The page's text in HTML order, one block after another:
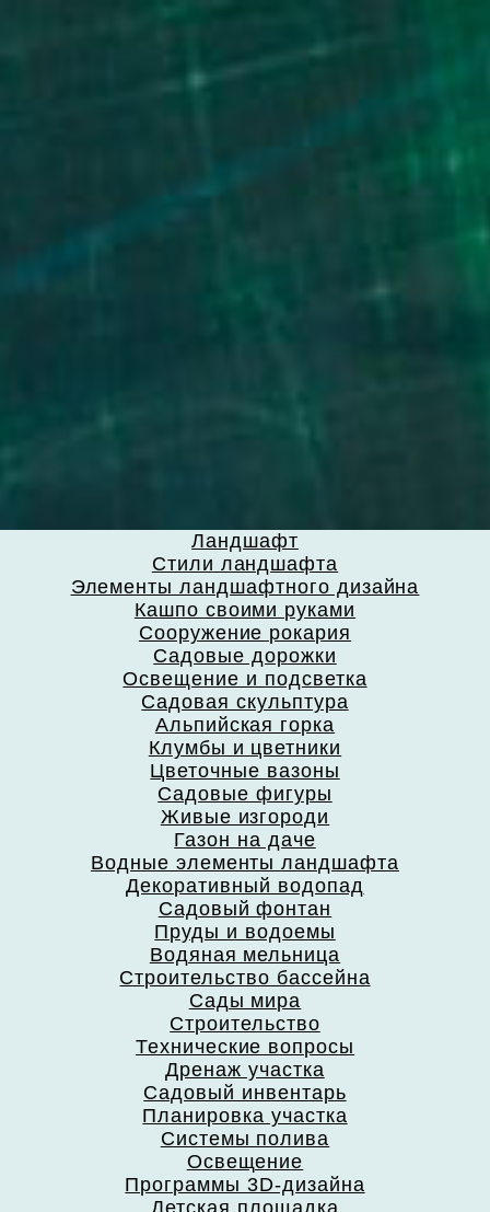
Ландшафт
Стили ландшафта
Элементы ландшафтного дизайна
Кашпо своими руками
Сооружение рокария
Садовые дорожки
Освещение и подсветка
Садовая скульптура
Альпийская горка
Клумбы и цветники
Цветочные вазоны
Садовые фигуры
Живые изгороди
Газон на даче
Водные элементы ландшафта
Декоративный водопад
Садовый фонтан
Пруды и водоемы
Водяная мельница
Строительство бассейна
Сады мира
Строительство
Технические вопросы
Дренаж участка
Садовый инвентарь
Планировка участка
Системы полива
Освещение
Программы 3D-дизайна
Детская площадка